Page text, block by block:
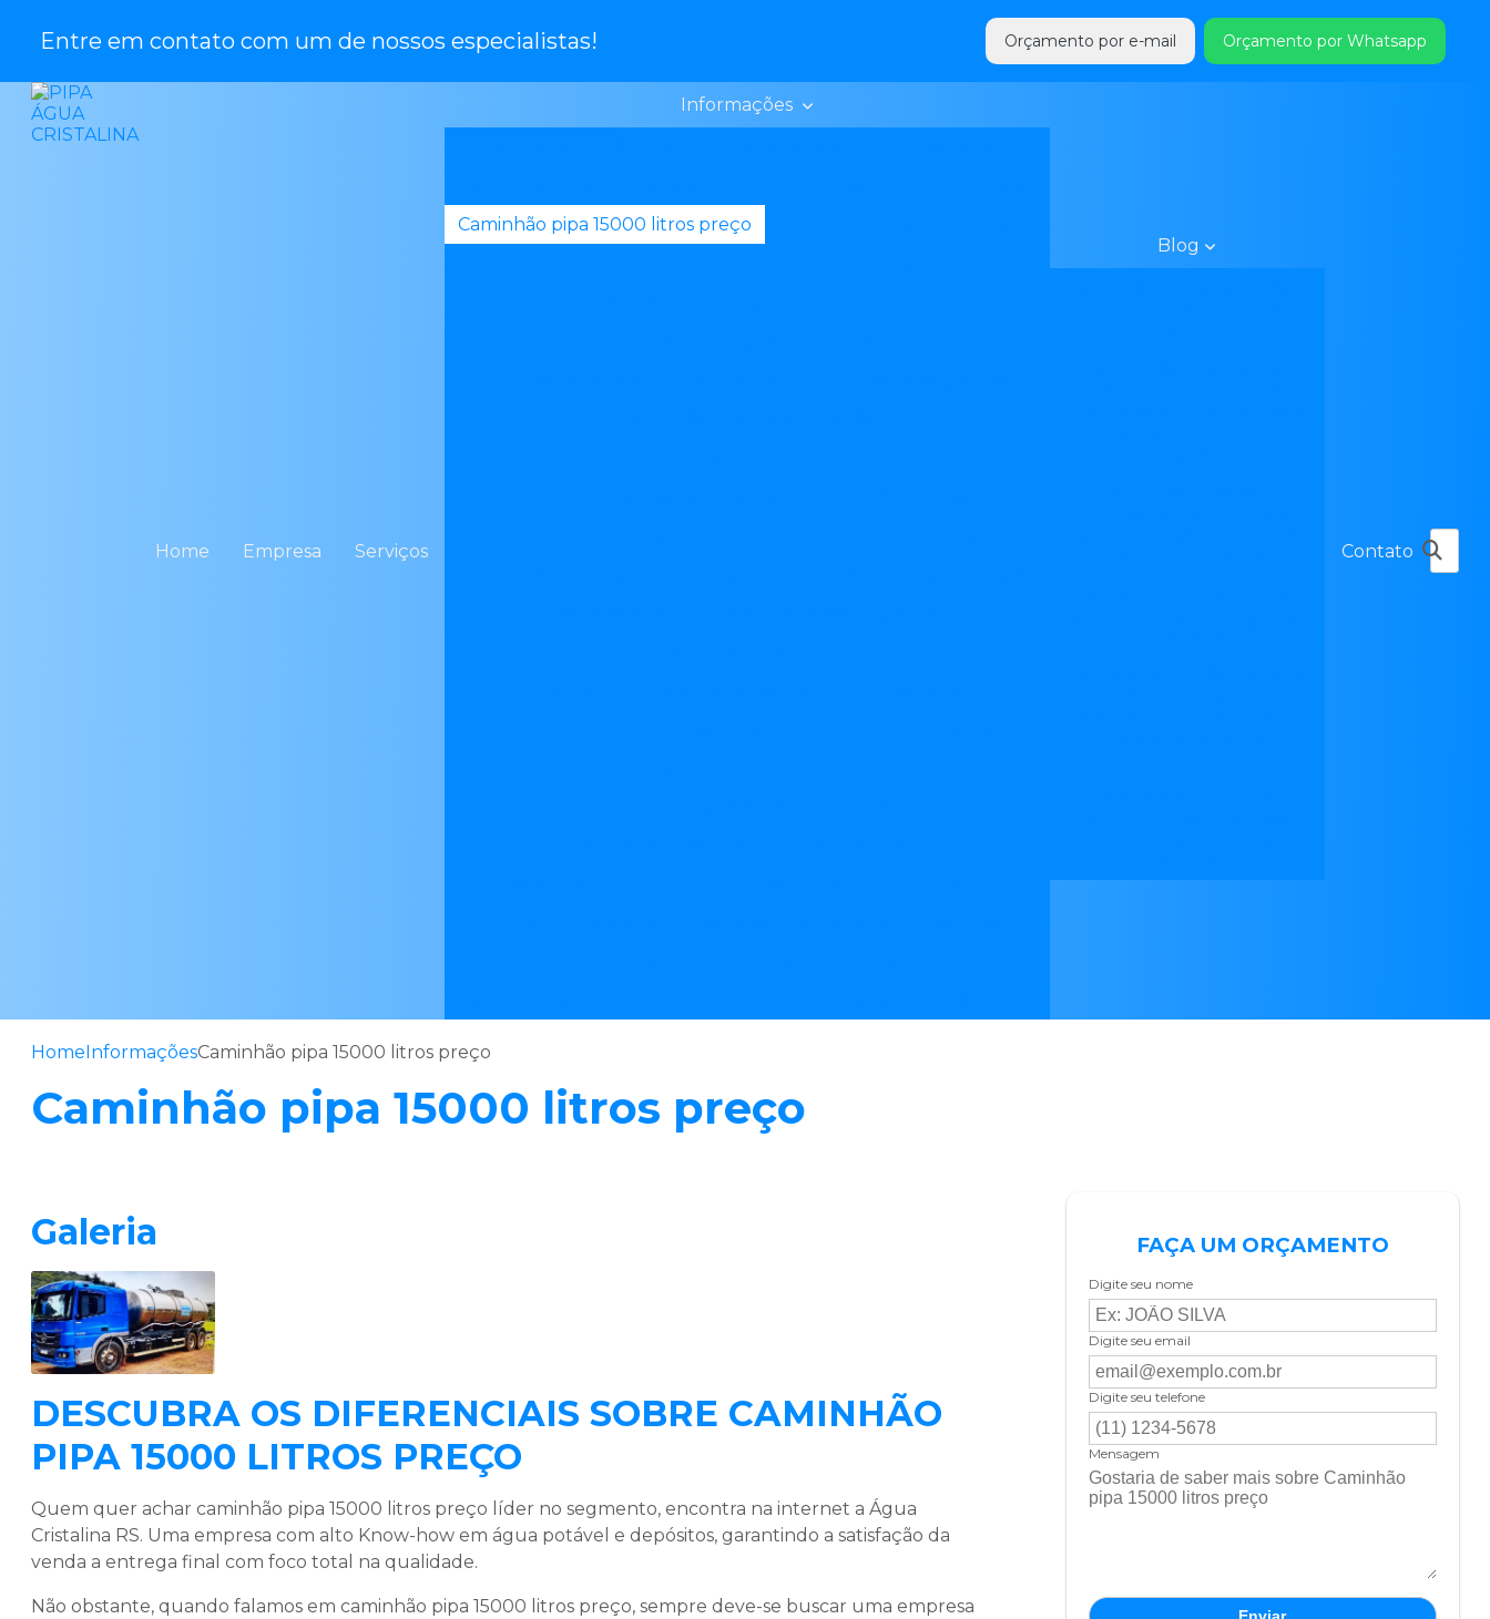
Entre em contato com um de nossos especialistas! Orçamento por e-mail Orçamento por Whatsapp
Home Empresa Serviços
Informações
Caminhão pipa 15000 litros preço
Blog
Contato
HomeInformaçõesCaminhão pipa 15000 litros preço
Caminhão pipa 15000 litros preço
Galeria
DESCUBRA OS DIFERENCIAIS SOBRE CAMINHÃO
PIPA 15000 LITROS PREÇO
Quem quer achar caminhão pipa 15000 litros preço líder no segmento, encontra na internet a Água
Cristalina RS. Uma empresa com alto Know-how em água potável e depósitos, garantindo a satisfação da
venda a entrega final com foco total na qualidade.
Não obstante, quando falamos em caminhão pipa 15000 litros preço, sempre deve-se buscar uma empresa
FAÇA UM ORÇAMENTO
Digite seu nome
Digite seu email
Digite seu telefone
Mensagem